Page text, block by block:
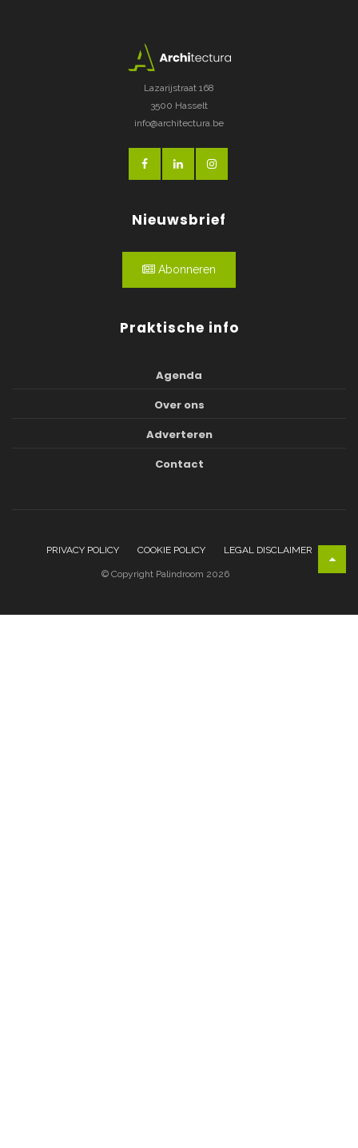
Lazarijstraat 168
3500 Hasselt
info@architectura.be
Nieuwsbrief
Abonneren
Praktische info
Agenda
Over ons
Adverteren
Contact
PRIVACY POLICY COOKIE POLICY LEGAL DISCLAIMER
© Copyright Palindroom 2026